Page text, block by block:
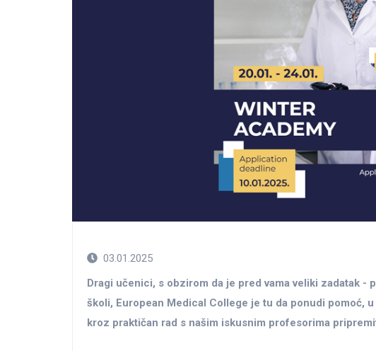
03.01.2025
Dragi učenici, s obzirom da je pred vama veliki zadatak -
školi, European Medical College je tu da ponudi pomoć,
kroz praktičan rad s našim iskusnim profesorima